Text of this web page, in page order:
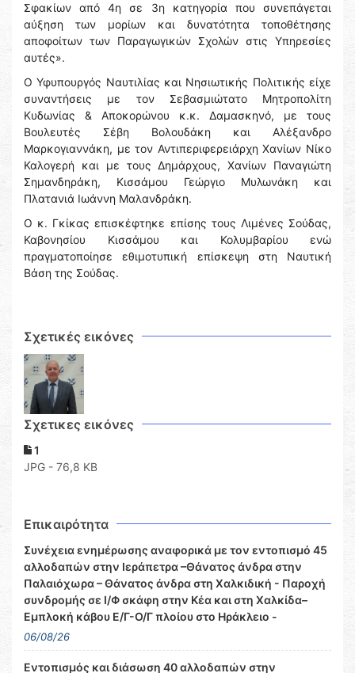
Σφακίων από 4η σε 3η κατηγορία που συνεπάγεται
αύξηση των μορίων και δυνατότητα τοποθέτησης
αποφοίτων των Παραγωγικών Σχολών στις Υπηρεσίες
αυτές».
Ο Υφυπουργός Ναυτιλίας και Νησιωτικής Πολιτικής είχε
συναντήσεις με τον Σεβασμιώτατο Μητροπολίτη
Κυδωνίας & Αποκορώνου κ.κ. Δαμασκηνό, με τους
Βουλευτές Σέβη Βολουδάκη και Αλέξανδρο
Μαρκογιαννάκη, με τον Αντιπεριφερειάρχη Χανίων Νίκο
Καλογερή και με τους Δημάρχους, Χανίων Παναγιώτη
Σημανδηράκη, Κισσάμου Γεώργιο Μυλωνάκη και
Πλατανιά Ιωάννη Μαλανδράκη.
Ο κ. Γκίκας επισκέφτηκε επίσης τους Λιμένες Σούδας,
Καβονησίου Κισσάμου και Κολυμβαρίου ενώ
πραγματοποίησε εθιμοτυπική επίσκεψη στη Ναυτική
Βάση της Σούδας.
Σχετικές εικόνες
Σχετικες εικόνες
1
JPG - 76,8 KB
Επικαιρότητα
Συνέχεια ενημέρωσης αναφορικά με τον εντοπισμό 45
αλλοδαπών στην Ιεράπετρα –Θάνατος άνδρα στην
Παλαιόχωρα – Θάνατος άνδρα στη Χαλκιδική - Παροχή
συνδρομής σε Ι/Φ σκάφη στην Κέα και στη Χαλκίδα–
Εμπλοκή κάβου Ε/Γ-Ο/Γ πλοίου στο Ηράκλειο -
06/08/26
Εντοπισμός και διάσωση 40 αλλοδαπών στην